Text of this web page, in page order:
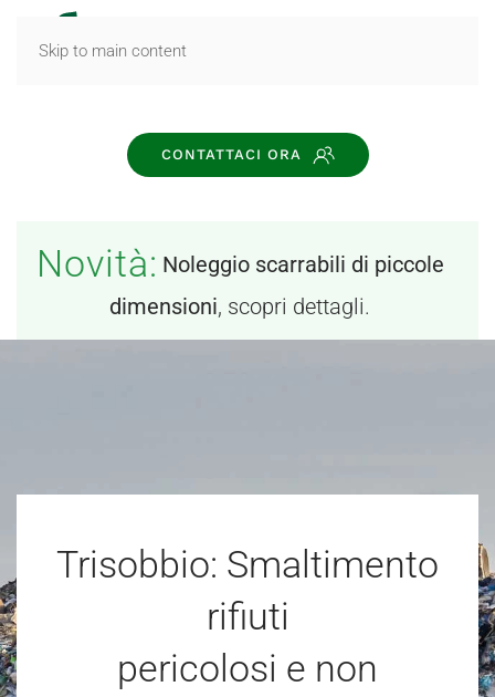
Skip to main content
CONTATTACI ORA
Novità: Noleggio scarrabili di piccole
dimensioni, scopri dettagli.
Trisobbio: Smaltimento
rifiuti
pericolosi e non